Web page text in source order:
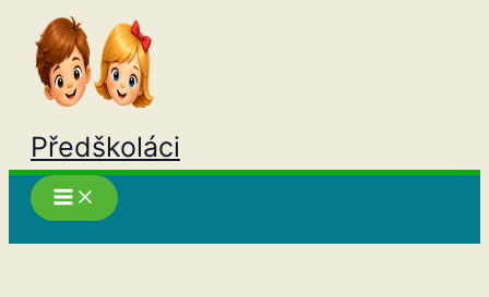
Přeskočit
obsah
Předškoláci